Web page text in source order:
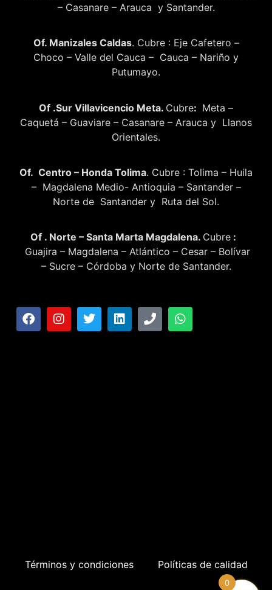
– Casanare – Arauca y Santander.
Of. Manizales Caldas. Cubre : Eje Cafetero –
Choco – Valle del Cauca – Cauca – Nariño y
Putumayo.
Of .Sur Villavicencio Meta. Cubre: Meta –
Caquetá – Guaviare – Casanare – Arauca y Llanos
Orientales.
Of. Centro – Honda Tolima. Cubre : Tolima – Huila
– Magdalena Medio- Antioquia – Santander –
Norte de Santander y Ruta del Sol.
Of . Norte – Santa Marta Magdalena. Cubre :
Guajira – Magdalena – Atlántico – Cesar – Bolívar
– Sucre – Córdoba y Norte de Santander.
Términos y condiciones Políticas de calidad
0